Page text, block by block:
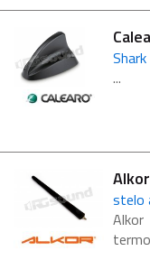
...
Alkor